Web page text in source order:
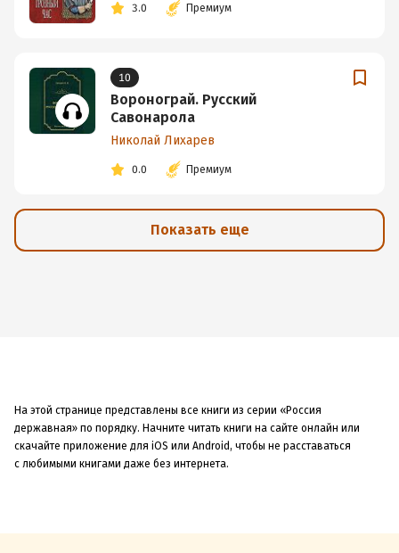
3.0 Премиум
10
Воронограй. Русский
Савонарола
Николай Лихарев
0.0 Премиум
Показать еще
На этой странице представлены все книги из серии «Россия
державная» по порядку. Начните читать книги на сайте онлайн или
скачайте приложение для iOS или Android, чтобы не расставаться
с любимыми книгами даже без интернета.